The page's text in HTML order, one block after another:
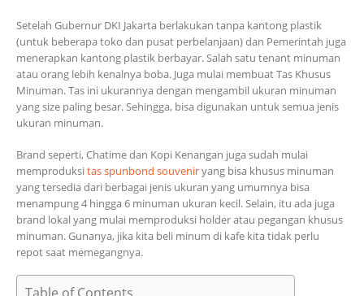
Setelah Gubernur DKI Jakarta berlakukan tanpa kantong plastik
(untuk beberapa toko dan pusat perbelanjaan) dan Pemerintah juga
menerapkan kantong plastik berbayar. Salah satu tenant minuman
atau orang lebih kenalnya boba. Juga mulai membuat Tas Khusus
Minuman. Tas ini ukurannya dengan mengambil ukuran minuman
yang size paling besar. Sehingga, bisa digunakan untuk semua jenis
ukuran minuman.
Brand seperti, Chatime dan Kopi Kenangan juga sudah mulai
memproduksitas spunbond souveniryang bisa khusus minuman
yang tersedia dari berbagai jenis ukuran yang umumnya bisa
menampung 4 hingga 6 minuman ukuran kecil. Selain, itu ada juga
brand lokal yang mulai memproduksi holder atau pegangan khusus
minuman. Gunanya, jika kita beli minum di kafe kita tidak perlu
repot saat memegangnya.